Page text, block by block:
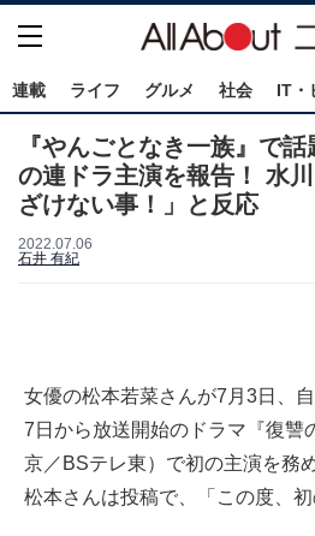
連載 ライフ グルメ 社会 IT・
『やんごとなき一族』で
の連ドラ主演を報告！ 水
ざけない事！」と反応
2022.07.06
石井 有紀
女優の松本若菜さんが7月3日、
7日から放送開始のドラマ『復讐
京／BSテレ東）で初の主演を務
松本さんは投稿で、「この度、